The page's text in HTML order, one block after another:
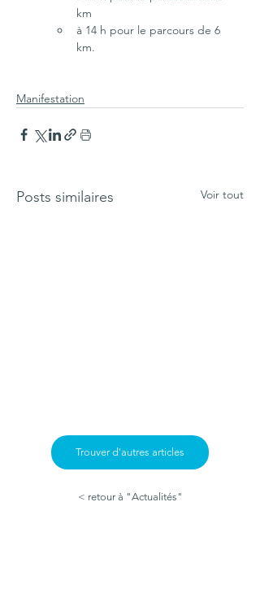
km
à 14 h pour le parcours de 6
km.
Manifestation
Posts similaires Voir tout
Trouver d'autres articles
< retour à "Actualités"